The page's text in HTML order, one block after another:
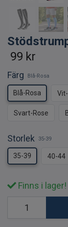
99 kr
Färg Blå-Rosa
Blå-Rosa
Svart-Rose
Storlek 35-39
35-39 40-44
Finns i lager!